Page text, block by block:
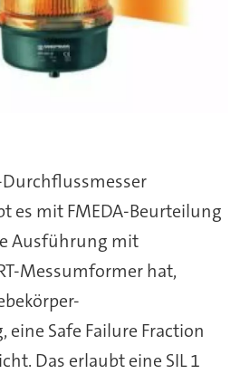
es mit FMEDA-Beurteilung
Ausführung mit
Messumformer hat,
eine Safe Failure Fraction
Das erlaubt eine SIL 1